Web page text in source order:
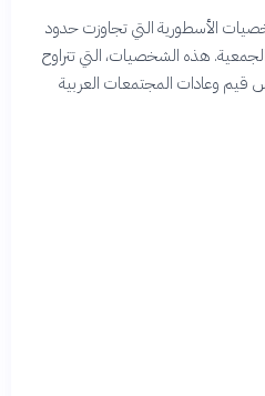
الأسطورية التي تجاوزت حدود
هذه الشخصيات، التي تتراوح
قيم وعادات المجتمعات العربية